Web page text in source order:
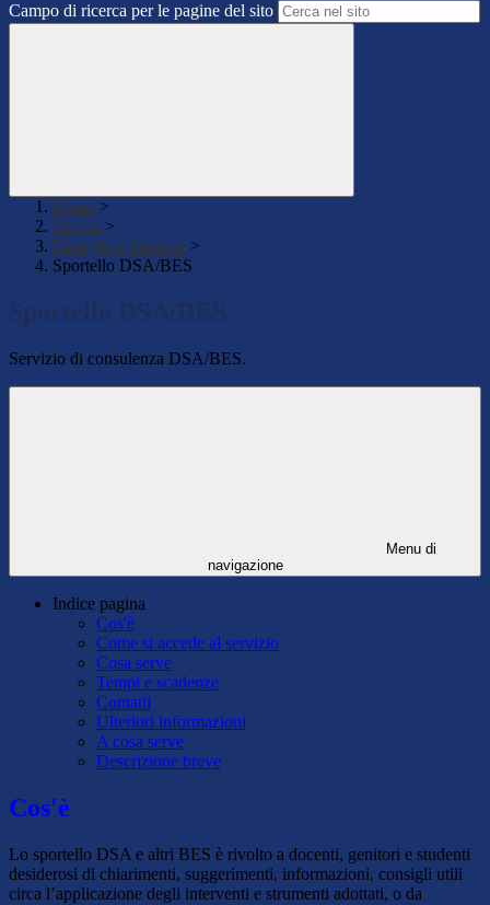
Campo di ricerca per le pagine del sito
Home >
Servizi >
Famiglie e Studenti >
Sportello DSA/BES
Sportello DSA/BES
Servizio di consulenza DSA/BES.
Menu di
navigazione
Indice pagina
Cos'è
Come si accede al servizio
Cosa serve
Tempi e scadenze
Contatti
Ulteriori informazioni
A cosa serve
Descrizione breve
Cos'è
Lo sportello DSA e altri BES è rivolto a docenti, genitori e studenti
desiderosi di chiarimenti, suggerimenti, informazioni, consigli utili
circa l’applicazione degli interventi e strumenti adottati, o da